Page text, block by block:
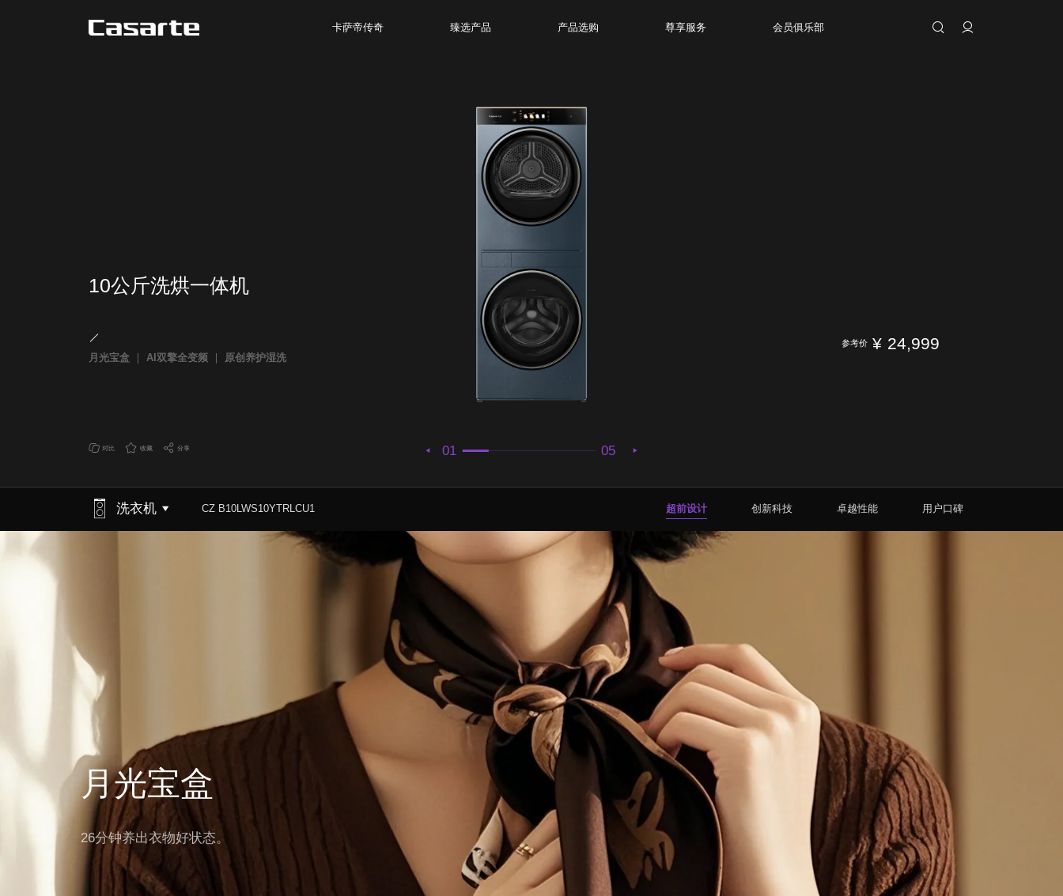
卡萨帝传奇 臻选产品 产品选购 尊享服务 会员俱乐部
01 05
10公斤洗烘一体机
月光宝盒 AI双擎全变频 原创养护湿洗
对比 收藏 分享
参考价 ¥ 24,999
洗衣机 CZ B10LWS10YTRLCU1 超前设计 创新科技 卓越性能 用户口碑
月光宝盒
26分钟养出衣物好状态。